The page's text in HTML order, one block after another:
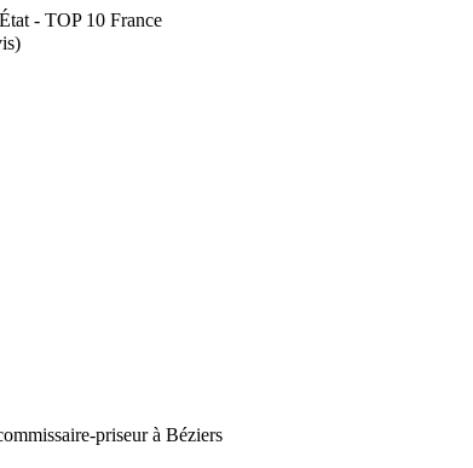
- TOP 10 France
priseur à Béziers